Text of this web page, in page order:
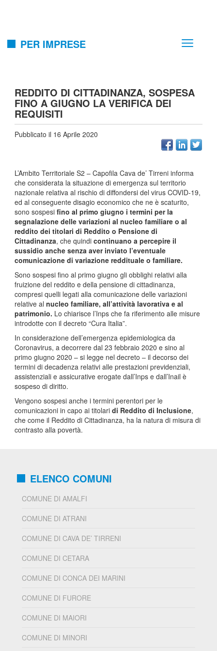
PER IMPRESE
REDDITO DI CITTADINANZA, SOSPESA
FINO A GIUGNO LA VERIFICA DEI
REQUISITI
Pubblicato il 16 Aprile 2020
L’Ambito Territoriale S2 – Capofila Cava de’ Tirreni informa
che considerata la situazione di emergenza sul territorio
nazionale relativa al rischio di diffondersi del virus COVID-19,
ed al conseguente disagio economico che ne è scaturito,
sono sospesi fino al primo giugno i termini per la
segnalazione delle variazioni al nucleo familiare o al
reddito dei titolari di Reddito o Pensione di
Cittadinanza, che quindi continuano a percepire il
sussidio anche senza aver inviato l’eventuale
comunicazione di variazione reddituale o familiare.
Sono sospesi fino al primo giugno gli obblighi relativi alla
fruizione del reddito e della pensione di cittadinanza,
compresi quelli legati alla comunicazione delle variazioni
relative al nucleo familiare, all’attività lavorativa e al
patrimonio. Lo chiarisce l’Inps che fa riferimento alle misure
introdotte con il decreto “Cura Italia”.
In considerazione dell’emergenza epidemiologica da
Coronavirus, a decorrere dal 23 febbraio 2020 e sino al
primo giugno 2020 – si legge nel decreto – il decorso dei
termini di decadenza relativi alle prestazioni previdenziali,
assistenziali e assicurative erogate dall’Inps e dall’Inail è
sospeso di diritto.
Vengono sospesi anche i termini perentori per le
comunicazioni in capo ai titolari di Reddito di Inclusione,
che come il Reddito di Cittadinanza, ha la natura di misura di
contrasto alla povertà.
ELENCO COMUNI
COMUNE DI AMALFI
COMUNE DI ATRANI
COMUNE DI CAVA DE’ TIRRENI
COMUNE DI CETARA
COMUNE DI CONCA DEI MARINI
COMUNE DI FURORE
COMUNE DI MAIORI
COMUNE DI MINORI